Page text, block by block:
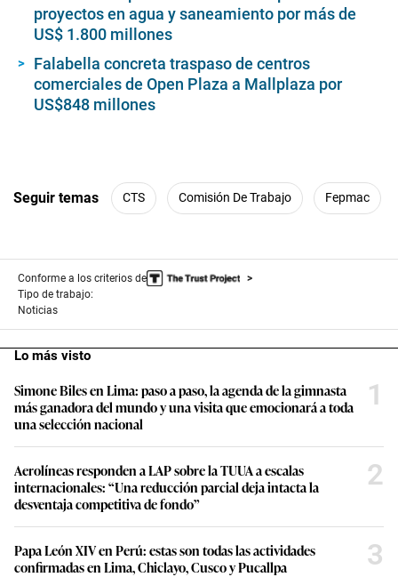
proyectos en agua y saneamiento por más de
US$ 1.800 millones
Falabella concreta traspaso de centros
comerciales de Open Plaza a Mallplaza por
US$848 millones
Seguir temas CTS Comisión De Trabajo Fepmac
Conforme a los criterios de
Tipo de trabajo:
Noticias
Lo más visto
Simone Biles en Lima: paso a paso, la agenda de la gimnasta
más ganadora del mundo y una visita que emocionará a toda
una selección nacional
1
Aerolíneas responden a LAP sobre la TUUA a escalas
internacionales: “Una reducción parcial deja intacta la
desventaja competitiva de fondo”
2
Papa León XIV en Perú: estas son todas las actividades
confirmadas en Lima, Chiclayo, Cusco y Pucallpa
3